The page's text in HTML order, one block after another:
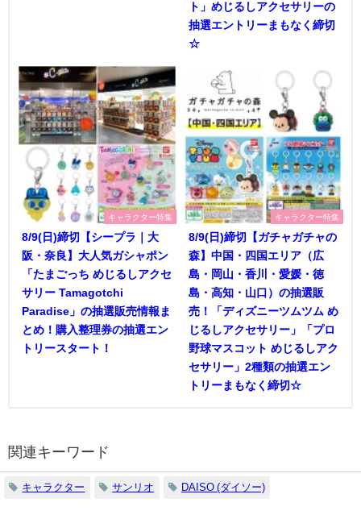
ト」めじるしアクセサリーの
抽選エントリーまもなく締切
☆
キャラクター特集
8/9(日)締切【シープラ｜大
阪・奈良】大人気ガシャポン
「たまごっち めじるしアクセ
サリー Tamagotchi
Paradise」の抽選販売情報ま
とめ！購入整理券の抽選エン
トリースタート！
キャラクター特集
8/9(日)締切【ガチャガチャの
森】中国・四国エリア（広
島・岡山・香川・愛媛・徳
島・高知・山口）の抽選販
売！「ディズニーツムツム め
じるしアクセサリー」「プロ
野球マスコット めじるしアク
セサリー」2種類の抽選エン
トリーまもなく締切☆
関連キーワード
キャラクター サンリオ DAISO (ダイソー)